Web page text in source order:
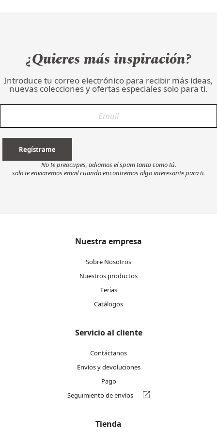
¿Quieres más inspiración?
Introduce tu correo electrónico para recibir más ideas,
nuevas colecciones y ofertas especiales solo para ti.
No te preocupes, odiamos el spam tanto como tú.
solo te enviaremos email cuando encontremos algo interesante para ti.
Nuestra empresa
Sobre Nosotros
Nuestros productos
Ferias
Catálogos
Servicio al cliente
Contáctanos
Envíos y devoluciones
Pago
Seguimiento de envíos
Tienda